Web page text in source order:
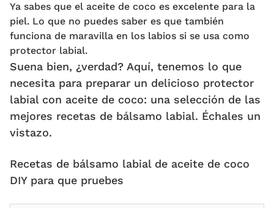
Ya sabes que el aceite de coco es excelente para la
piel. Lo que no puedes saber es que también
funciona de maravilla en los labios si se usa como
protector labial.
Suena bien, ¿verdad? Aquí, tenemos lo que
necesita para preparar un delicioso protector
labial con aceite de coco: una selección de las
mejores recetas de bálsamo labial. Échales un
vistazo.
Recetas de bálsamo labial de aceite de coco
DIY para que pruebes